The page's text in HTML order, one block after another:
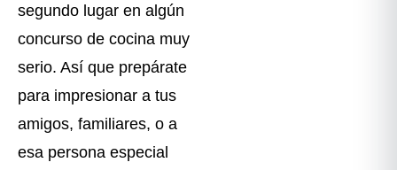
segundo lugar en algún
concurso de cocina muy
serio. Así que prepárate
para impresionar a tus
amigos, familiares, o a
esa persona especial